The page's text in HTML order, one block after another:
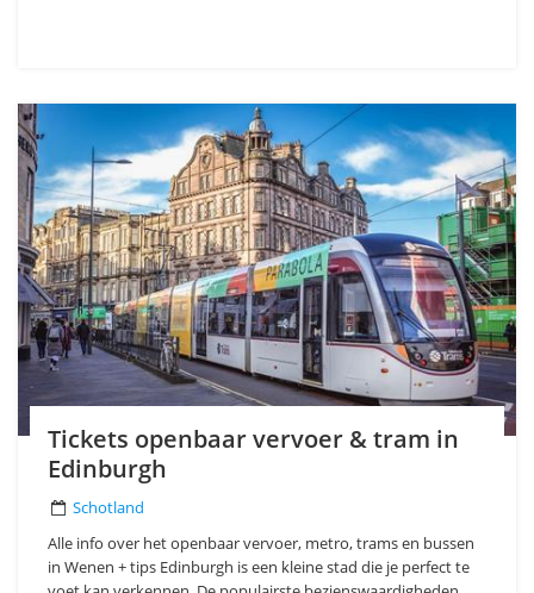
Tickets openbaar vervoer & tram in
Edinburgh
Schotland
Alle info over het openbaar vervoer, metro, trams en bussen
in Wenen + tips Edinburgh is een kleine stad die je perfect te